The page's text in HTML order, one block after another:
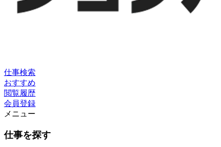
仕事検索
おすすめ
閲覧履歴
会員登録
メニュー
仕事を探す